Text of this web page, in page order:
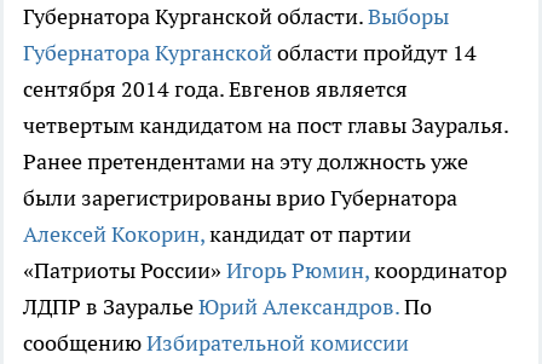
Губернатора Курганской области.Выборы
Губернатора Курганскойобласти пройдут 14
сентября 2014 года. Евгенов является
четвертым кандидатом на пост главы Зауралья.
Ранее претендентами на эту должность уже
были зарегистрированы врио Губернатора
Алексей Кокорин,кандидат от партии
«Патриоты России» Игорь Рюмин,координатор
ЛДПР в ЗауральеЮрий Александров.По
сообщениюИзбирательной комиссии